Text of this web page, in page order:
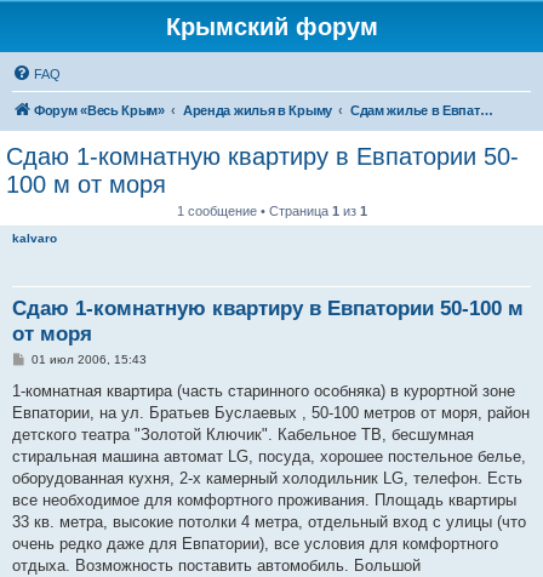
Крымский форум
FAQ
Форум «Весь Крым» Аренда жилья в Крыму Сдам жилье в Евпатории, Саках
Сдаю 1-комнатную квартиру в Евпатории 50-
100 м от моря
1 сообщение • Страница 1 из 1
kalvaro
Сдаю 1-комнатную квартиру в Евпатории 50-100 м
от моря
С
о
щ
е
и
е
01 июл 2006, 15:43
1-комнатная квартира (часть старинного особняка) в курортной зоне
Евпатории, на ул. Братьев Буслаевых , 50-100 метров от моря, район
детского театра "Золотой Ключик". Кабельное ТВ, бесшумная
стиральная машина автомат LG, посуда, хорошее постельное белье,
оборудованная кухня, 2-х камерный холодильник LG, телефон. Есть
все необходимое для комфортного проживания. Площадь квартиры
33 кв. метра, высокие потолки 4 метра, отдельный вход с улицы (что
очень редко даже для Евпатории), все условия для комфортного
отдыха. Возможность поставить автомобиль. Большой